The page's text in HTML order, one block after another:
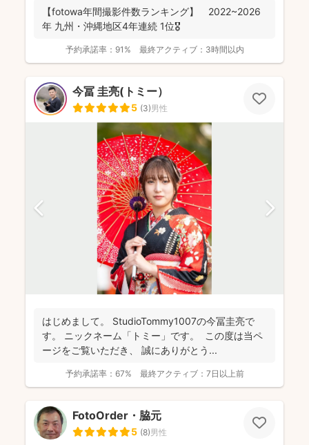
【fotowa年間撮影件数ランキング】 2022~2026
年 九州・沖縄地区4年連続 1位🎖️
予約承諾率： 91% 最終アクティブ： 3時間以内
今冨 圭亮(トミー）
5 (3)男性
はじめまして。 StudioTommy1007の今冨圭亮で
す。 ニックネーム「トミー」です。 この度は当ペ
ージをご覧いただき、 誠にありがとう...
予約承諾率： 67% 最終アクティブ： 7日以上前
FotoOrder・脇元
5 (8)男性